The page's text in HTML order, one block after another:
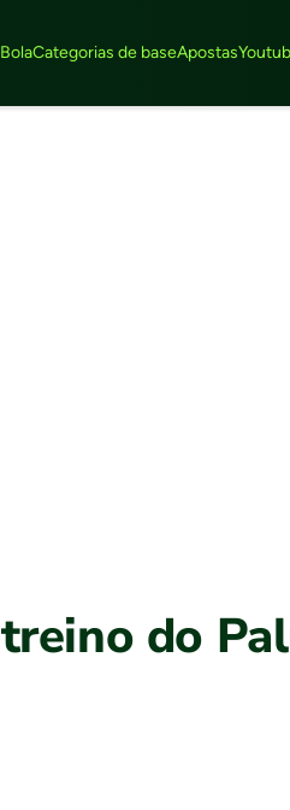
Categorias de baseApostas
do